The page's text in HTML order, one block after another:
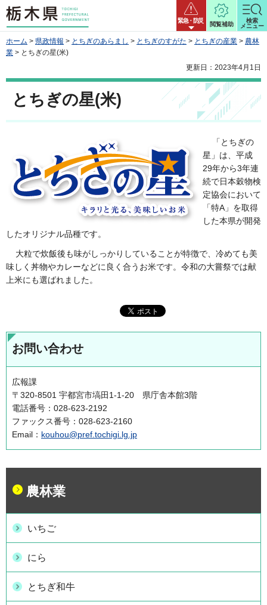
栃木県 緊急・防災
閲覧補助
検索
メニュー
ホーム > 県政情報 > とちぎのあらまし > とちぎのすがた > とちぎの産業 > 農林
業 > とちぎの星(米)
更新日：2023年4月1日
とちぎの星(米)
「とちぎの
星」は、平成
29年から3年連
続で日本穀物検
定協会において
「特A」を取得
した本県が開発
したオリジナル品種です。
大粒で炊飯後も味がしっかりしていることが特徴で、冷めても美
味しく丼物やカレーなどに良く合うお米です。令和の大嘗祭では献
上米にも選ばれました。
お問い合わせ
広報課
〒320-8501 宇都宮市塙田1-1-20 県庁舎本館3階
電話番号：028-623-2192
ファックス番号：028-623-2160
Email： kouhou@pref.tochigi.lg.jp
農林業
いちご
にら
とちぎ和牛